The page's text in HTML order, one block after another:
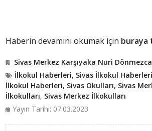
Haberin devamını okumak için buraya
Sivas Merkez Karşıyaka Nuri
İlkokul Haberleri, Sivas İlkokul Haberleri
İlkokul Haberleri, Sivas Okulları, Sivas
İlkokulları, Sivas Merkez İlkokulları
Yayın Tarihi: 07.03.2023